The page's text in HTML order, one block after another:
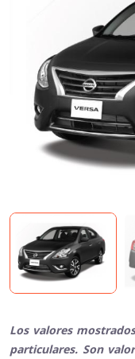
Los valores
particulares. Son